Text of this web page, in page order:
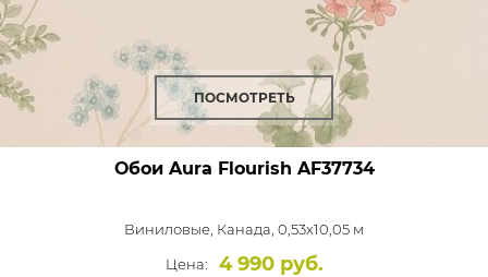
ПОСМОТРЕТЬ
Обои Aura Flourish AF37734
Виниловые, Канада, 0,53x10,05 м
Цена:
4 990 руб.